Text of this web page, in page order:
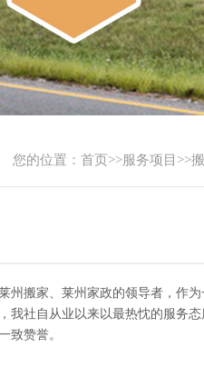
您的位置： 首页>>服务项目 >>
州搬家、莱州家政的领导者，作为
我社自从业以来以最热忱的服务态
致赞誉。